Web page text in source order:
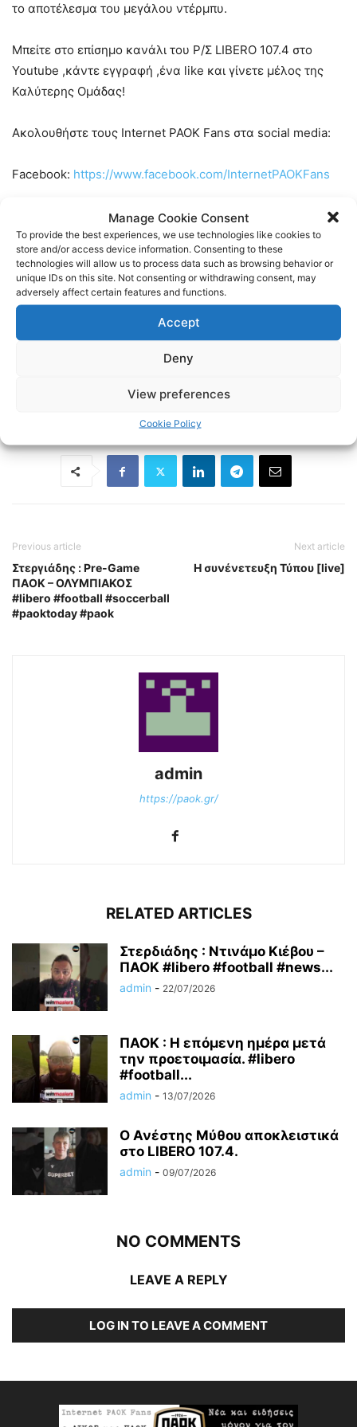
Manage Cookie Consent
To provide the best experiences, we use technologies like cookies to
store and/or access device information. Consenting to these
technologies will allow us to process data such as browsing behavior or
unique IDs on this site. Not consenting or withdrawing consent, may
adversely affect certain features and functions.
Accept
Deny
View preferences
Cookie Policy
το αποτέλεσμα του μεγάλου ντέρμπυ.
Μπείτε στο επίσημο κανάλι του Ρ/Σ LIBERO 107.4 στο
Youtube ,κάντε εγγραφή ,ένα like και γίνετε μέλος της
Καλύτερης Ομάδας!
Ακολουθήστε τους Internet PAOK Fans στα social media:
Facebook: https://www.facebook.com/InternetPAOKFans
https://twitter.com/www_paok_gr
Linkedin:https://www.linkedin.com/in/internet-paok-fans-
601b24248
https://www.instagram.com/internetpaokfans
#paok #paokfans #παοκ #thessaloniki
NEWS ΕΙΔΗΣΕΙΣ
Previous article
Στεργιάδης : Pre-Game
ΠΑΟΚ – ΟΛΥΜΠΙΑΚΟΣ
#libero #football #soccerball
#paoktoday #paok
Next article
Η συνένετευξη Τύπου [live]
admin
https://paok.gr/
RELATED ARTICLES
Στερδιάδης : Ντινάμο Κιέβου –
ΠΑΟΚ #libero #football #news...
admin - 22/07/2026
ΠΑΟΚ : Η επόμενη ημέρα μετά
την προετοιμασία. #libero
#football...
admin - 13/07/2026
Ο Ανέστης Μύθου αποκλειστικά
στο LIBERO 107.4.
admin - 09/07/2026
NO COMMENTS
LEAVE A REPLY
LOG IN TO LEAVE A COMMENT